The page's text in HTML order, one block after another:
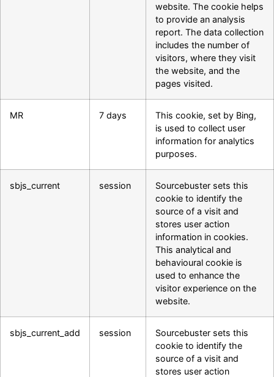
website. The cookie helps
to provide an analysis
report. The data collection
includes the number of
visitors, where they visit
the website, and the
pages visited.
MR 7 days
This cookie, set by Bing,
is used to collect user
information for analytics
purposes.
sbjs_current session
Sourcebuster sets this
cookie to identify the
source of a visit and
stores user action
information in cookies.
This analytical and
behavioural cookie is
used to enhance the
visitor experience on the
website.
sbjs_current_add session
Sourcebuster sets this
cookie to identify the
source of a visit and
stores user action